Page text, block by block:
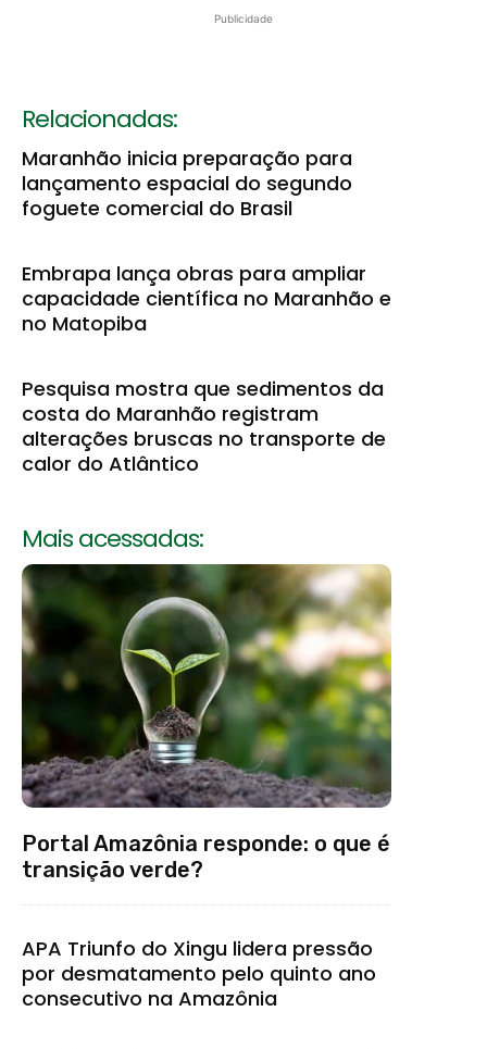
Publicidade
Relacionadas:
Maranhão inicia preparação para
lançamento espacial do segundo
foguete comercial do Brasil
Embrapa lança obras para ampliar
capacidade científica no Maranhão e
no Matopiba
Pesquisa mostra que sedimentos da
costa do Maranhão registram
alterações bruscas no transporte de
calor do Atlântico
Mais acessadas:
Portal Amazônia responde: o que é
transição verde?
APA Triunfo do Xingu lidera pressão
por desmatamento pelo quinto ano
consecutivo na Amazônia